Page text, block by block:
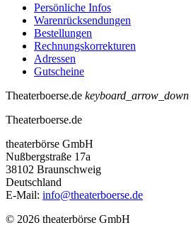
Persönliche Infos
Warenrücksendungen
Bestellungen
Rechnungskorrekturen
Adressen
Gutscheine
Theaterboerse.de keyboard_arrow_down
Theaterboerse.de
theaterbörse GmbH
Nußbergstraße 17a
38102 Braunschweig
Deutschland
E-Mail: info@theaterboerse.de
© 2026 theaterbörse GmbH